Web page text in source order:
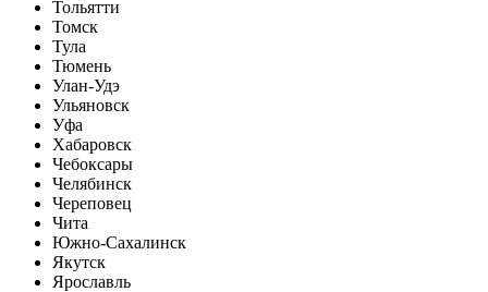
Тольятти
Томск
Тула
Тюмень
Улан-Удэ
Ульяновск
Уфа
Хабаровск
Чебоксары
Челябинск
Череповец
Чита
Южно-Сахалинск
Якутск
Ярославль